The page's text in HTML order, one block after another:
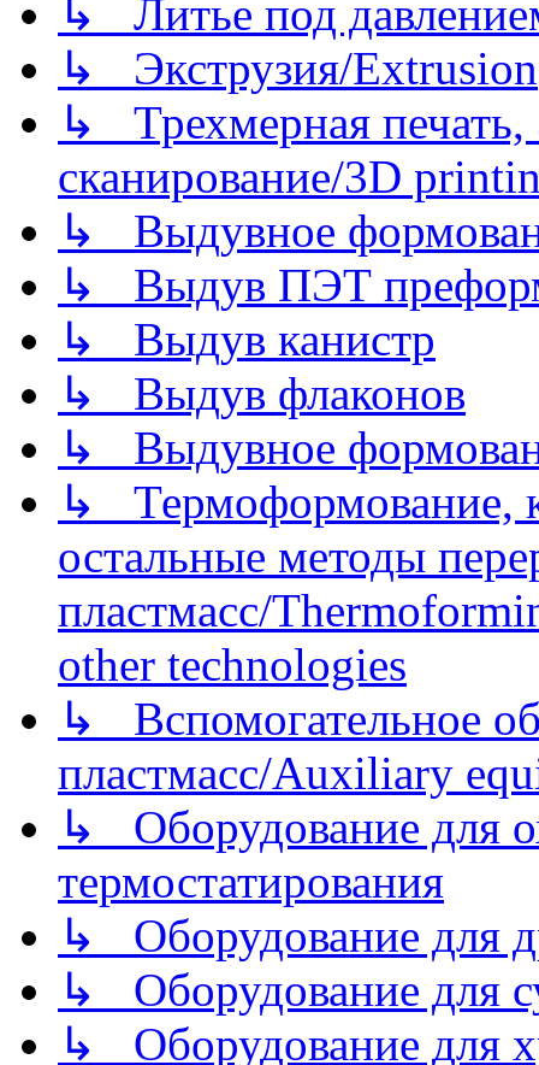
↳ Литье под
↳ Экструзия/Extrusion
↳ Трехмерная
сканирование/3D
↳ Выдувное
↳ Выдув ПЭТ
↳ Выдув канистр
↳ Выдув флаконов
↳ Выдувное
↳ Термоформование,
остальные методы
пластмасс/
other technologies
↳ Вспомогательное
пластмасс/Auxiliary
↳ Оборудование для
термостатирования
↳ Оборудование для
↳ Оборудование для
↳ Оборудование для